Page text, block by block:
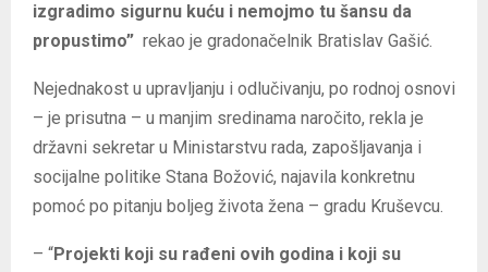
izgradimo sigurnu kuću i nemojmo tu šansu da
propustimo” rekao je gradonačelnik Bratislav Gašić.
Nejednakost u upravljanju i odlučivanju, po rodnoj osnovi
– je prisutna – u manjim sredinama naročito, rekla je
državni sekretar u Ministarstvu rada, zapošljavanja i
socijalne politike Stana Božović, najavila konkretnu
pomoć po pitanju boljeg života žena – gradu Kruševcu.
– “Projekti koji su rađeni ovih godina i koji su